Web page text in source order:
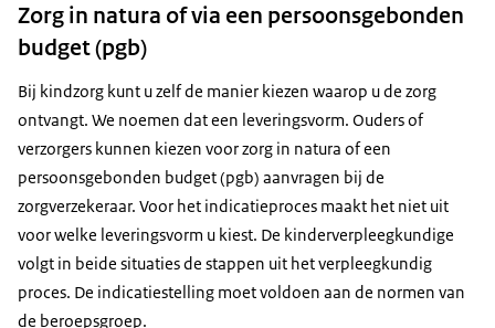
Ga voor meer informatie over verpleegkundig
kinderdagverblijven en kindzorghuizen naar de website
Handreiking Indicatieproces Kindzorg
website Integrale kindzorg met Medische Kindzorg
Samenwerking:
Zorg in natura of via een persoonsgebonden
budget (pgb)
Bij kindzorg kunt u zelf de manier kiezen waarop u de zorg
ontvangt. We noemen dat een leveringsvorm. Ouders of
verzorgers kunnen kiezen voor zorg in natura of een
persoonsgebonden budget (pgb) aanvragen bij de
zorgverzekeraar. Voor het indicatieproces maakt het niet uit
voor welke leveringsvorm u kiest. De kinderverpleegkundige
volgt in beide situaties de stappen uit het verpleegkundig
proces. De indicatiestelling moet voldoen aan de normen van
de beroepsgroep.